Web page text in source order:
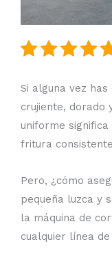
Si alguna vez has
crujiente, dorado
uniforme
fritura
Pero, ¿cómo
pequeña luzca y
la máquina de
cualquier línea